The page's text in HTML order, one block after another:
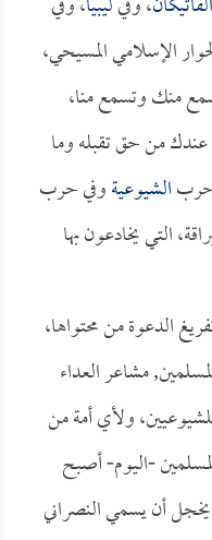
الإسلامي المسيحي،
منك وتسمع منا،
من حق تقبله وما
حربالشيوعيةوفي حرب
التي يخادعون بها
الدعوة من محتواها،
مشاعر العداء
ولأي أمة من
-اليوم- أصبح
أن يسمي النصراني